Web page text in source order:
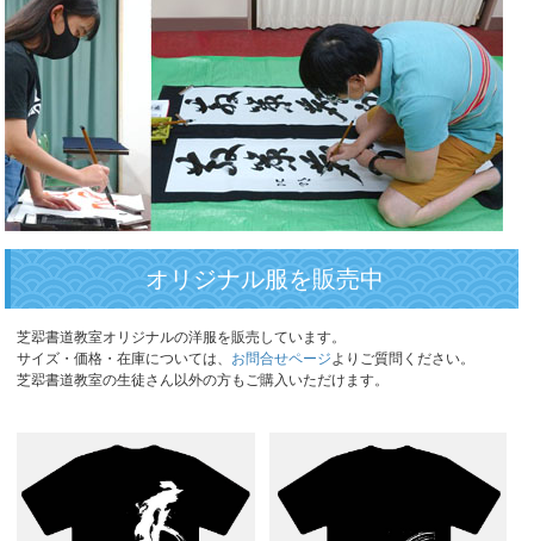
オリジナル服を販売中
芝翆書道教室オリジナルの洋服を販売しています。
サイズ・価格・在庫については、 お問合せページよりご質問ください。
芝翆書道教室の生徒さん以外の方もご購入いただけます。